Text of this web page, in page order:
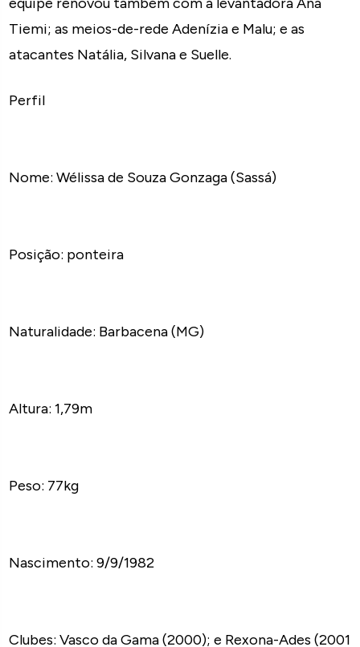
Tiemi; as meios-de-rede Adenízia e Malu; e as
atacantes Natália, Silvana e Suelle.
Perfil
Nome: Wélissa de Souza Gonzaga (Sassá)
Posição: ponteira
Naturalidade: Barbacena (MG)
Altura: 1,79m
Peso: 77kg
Nascimento: 9/9/1982
Clubes: Vasco da Gama (2000); e Rexona-Ades (2001